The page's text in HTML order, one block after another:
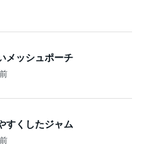
すくしたジャム